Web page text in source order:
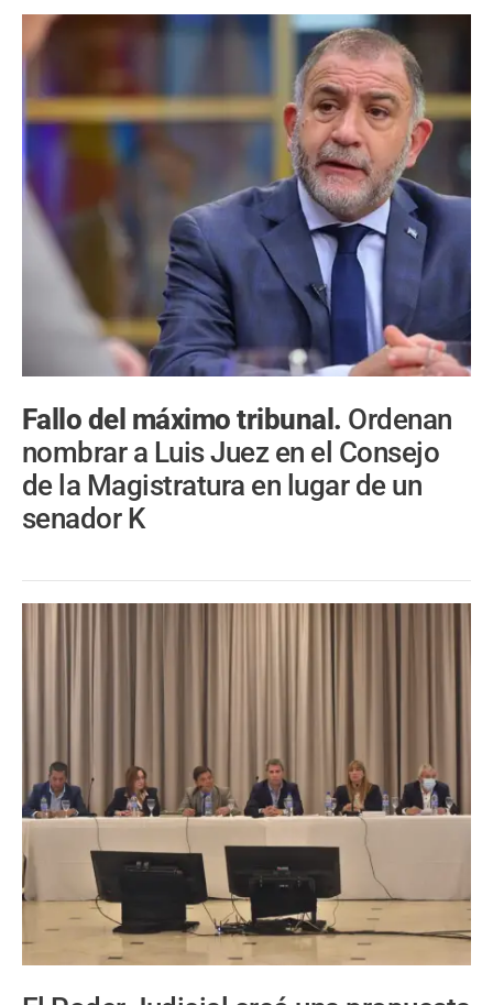
Fallo del máximo tribunal. Ordenan
nombrar a Luis Juez en el Consejo
de la Magistratura en lugar de un
senador K